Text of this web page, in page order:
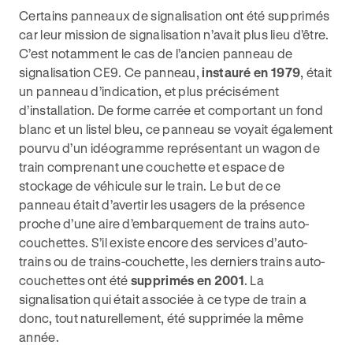
Certains panneaux de signalisation ont été supprimés
car leur mission de signalisation n’avait plus lieu d’être.
C’est notamment le cas de l’ancien panneau de
signalisation CE9. Ce panneau, instauré en 1979, était
un panneau d’indication, et plus précisément
d’installation. De forme carrée et comportant un fond
blanc et un listel bleu, ce panneau se voyait également
pourvu d’un idéogramme représentant un wagon de
train comprenant une couchette et espace de
stockage de véhicule sur le train. Le but de ce
panneau était d’avertir les usagers de la présence
proche d’une aire d’embarquement de trains auto-
couchettes. S’il existe encore des services d’auto-
trains ou de trains-couchette, les derniers trains auto-
couchettes ont été supprimés en 2001. La
signalisation qui était associée à ce type de train a
donc, tout naturellement, été supprimée la même
année.